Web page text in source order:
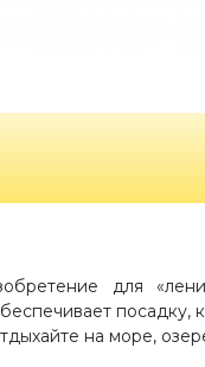
для
посадку,
на море,